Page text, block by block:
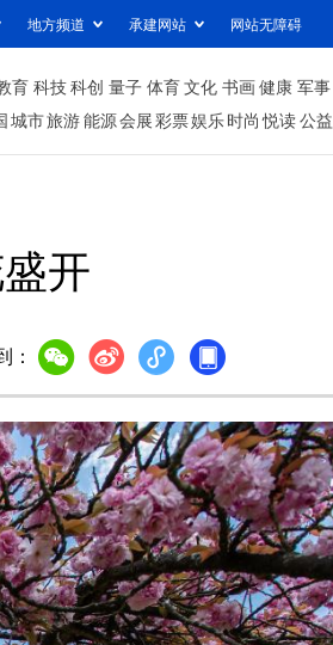
地方频道 承建网站 网站无障碍
育 科技科创 量子 体育文化 书画健康 军事
城市旅游能源会展彩票娱乐时尚 悦读公益
开
：